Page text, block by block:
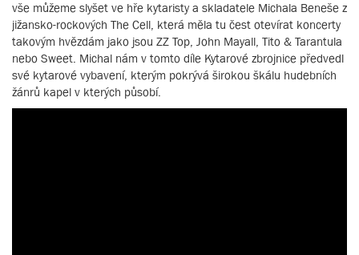
vše můžeme slyšet ve hře kytaristy a skladatele Michala Beneše z
jižansko-rockových The Cell, která měla tu čest otevírat koncerty
takovým hvězdám jako jsou ZZ Top, John Mayall, Tito & Tarantula
nebo Sweet. Michal nám v tomto díle Kytarové zbrojnice předvedl
své kytarové vybavení, kterým pokrývá širokou škálu hudebních
žánrů kapel v kterých působí.